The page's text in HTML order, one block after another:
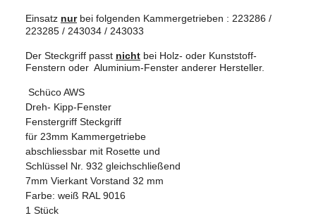
Einsatz nurbei folgenden Kammergetrieben : 223286 /
223285 / 243034 / 243033
Der Steckgriff passt nicht bei Holz- oder Kunststoff-
Fenstern oder Aluminium-Fenster anderer Hersteller.
Schüco AWS
Dreh- Kipp-Fenster
Fenstergriff Steckgriff
für 23mm Kammergetriebe
abschliessbar mit Rosette und
Schlüssel Nr. 932 gleichschließend
7mm Vierkant Vorstand 32 mm
Farbe: weiß RAL 9016
1 Stück